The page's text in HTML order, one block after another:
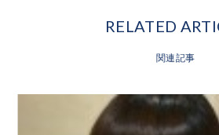
RELATED
関連記事